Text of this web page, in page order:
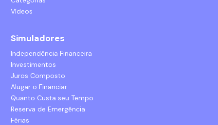
Vídeos
Simuladores
Independência Financeira
Investimentos
Juros Composto
Alugar o Financiar
Quanto Custa seu Tempo
Reserva de Emergência
Férias